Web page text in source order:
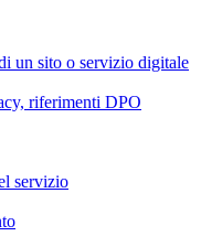
un sito o servizio digitale
riferimenti DPO
servizio